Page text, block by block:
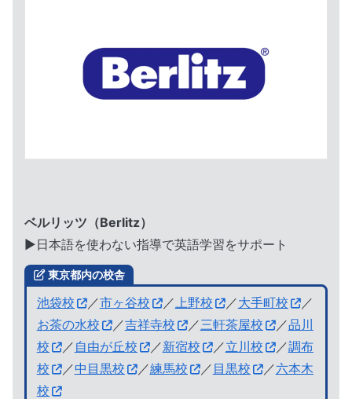
ベルリッツ（Berlitz）
▶︎日本語を使わない指導で英語学習をサポート
東京都内の校舎
池袋校 ／市ヶ谷校 ／ 上野校 ／大手町校
／
お茶の水校
／吉祥寺校 ／三軒茶屋校 ／品川
校
／ 自由が丘校 ／新宿校 ／立川校 ／調布
校
／中目黒校 ／練馬校 ／ 目黒校 ／六本木
校